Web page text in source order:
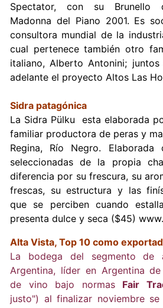
Spectator, con su Brunello
Madonna del Piano 2001. Es
consultora mundial de la
cual pertenece también otro
italiano, Alberto Antonini; juntos
adelante el proyecto Altos Las
Sidra patagónica
La Sidra Pülku esta elaborada
familiar productora de peras y
Regina, Río Negro. Elaborada
seleccionadas de la propia
diferencia por su frescura, su
frescas, su estructura y las
que se perciben cuando
presenta dulce y seca ($45)
Alta Vista, Top 10 como
La bodega del segmento de
Argentina, líder en Argentina
de vino bajo normas Fair
justo") al finalizar noviembre